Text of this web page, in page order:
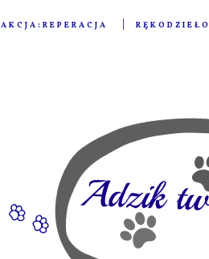
AKCJA:REPERACJA RĘKODZIEŁO